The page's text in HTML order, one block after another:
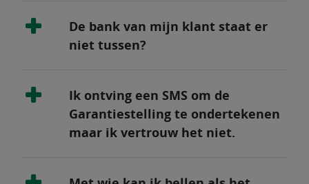
De bank van mijn klant staat er
niet tussen?
Ik ontving een SMS om de
Garantiestelling te ondertekenen
maar ik vertrouw het niet.